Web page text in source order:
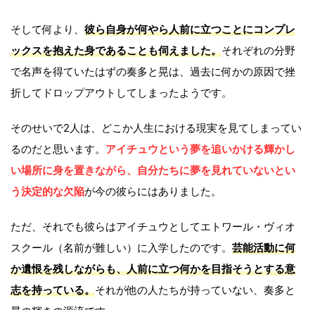
そして何より、 彼ら自身が何やら人前に立つことにコンプレ
ックスを抱えた身であることも伺えました。それぞれの分野
で名声を得ていたはずの奏多と晃は、過去に何かの原因で挫
折してドロップアウトしてしまったようです。
そのせいで2人は、どこか人生における現実を見てしまってい
るのだと思います。 アイチュウという夢を追いかける輝かし
い場所に身を置きながら、自分たちに夢を見れていないとい
う決定的な欠陥が今の彼らにはありました。
ただ、それでも彼らはアイチュウとしてエトワール・ヴィオ
スクール（名前が難しい）に入学したのです。 芸能活動に何
か遺恨を残しながらも、人前に立つ何かを目指そうとする意
志を持っている。それが他の人たちが持っていない、奏多と